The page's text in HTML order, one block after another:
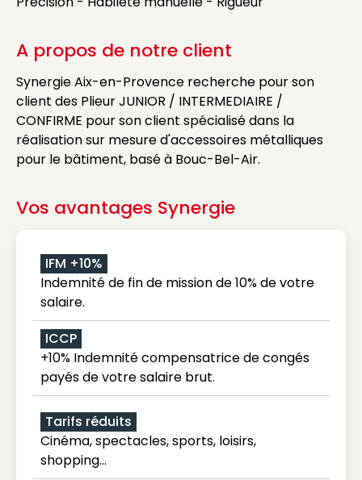
A propos de notre client
Synergie Aix-en-Provence recherche pour son
client des Plieur JUNIOR / INTERMEDIAIRE /
CONFIRME pour son client spécialisé dans la
réalisation sur mesure d'accessoires métalliques
pour le bâtiment, basé à Bouc-Bel-Air.
Vos avantages Synergie
IFM +10%
Indemnité de fin de mission de 10% de votre
salaire.
ICCP
+10% Indemnité compensatrice de congés
payés de votre salaire brut.
Tarifs réduits
Cinéma, spectacles, sports, loisirs,
shopping...